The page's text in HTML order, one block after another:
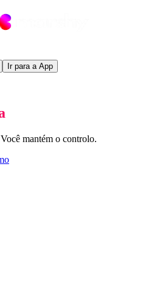
Ir para a App
mantém o controlo.